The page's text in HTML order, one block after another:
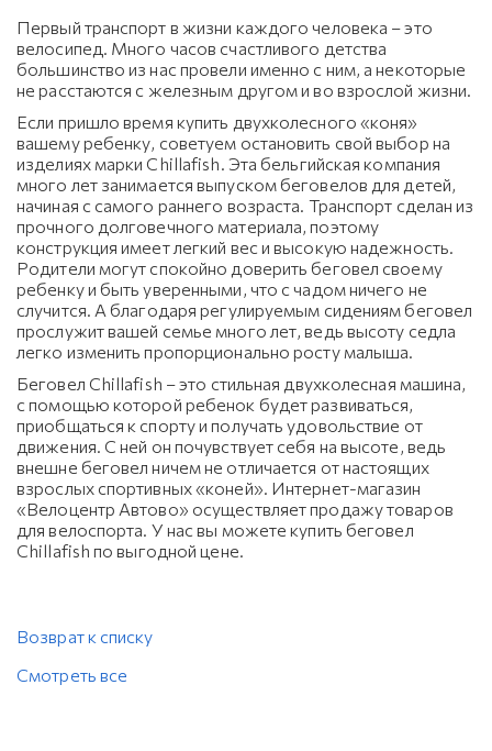
Первый транспорт в жизни каждого человека – это
велосипед. Много часов счастливого детства
большинство из нас провели именно с ним, а некоторые
не расстаются с железным другом и во взрослой жизни.
Если пришло время купить двухколесного «коня»
вашему ребенку, советуем остановить свой выбор на
изделиях марки Сhillafish. Эта бельгийская компания
много лет занимается выпуском беговелов для детей,
начиная с самого раннего возраста. Транспорт сделан из
прочного долговечного материала, поэтому
конструкция имеет легкий вес и высокую надежность.
Родители могут спокойно доверить беговел своему
ребенку и быть уверенными, что с чадом ничего не
случится. А благодаря регулируемым сидениям беговел
прослужит вашей семье много лет, ведь высоту седла
легко изменить пропорционально росту малыша.
Беговел Сhillafish – это стильная двухколесная машина,
с помощью которой ребенок будет развиваться,
приобщаться к спорту и получать удовольствие от
движения. С ней он почувствует себя на высоте, ведь
внешне беговел ничем не отличается от настоящих
взрослых спортивных «коней». Интернет-магазин
«Велоцентр Автово» осуществляет продажу товаров
для велоспорта. У нас вы можете купить беговел
Сhillafish по выгодной цене.
Возврат к списку
Смотреть все